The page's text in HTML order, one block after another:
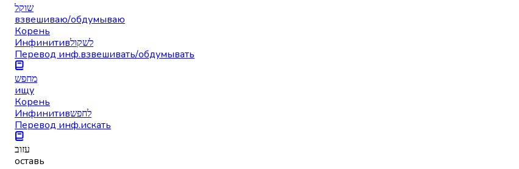
שוקל
взвешиваю/обдумываю
Корень
Инфинитивלשקול
Перевод инф.взвешивать/обдумывать
מחפש
ищу
Корень
Инфинитивלחפש
Перевод инф.искать
עזוב
оставь